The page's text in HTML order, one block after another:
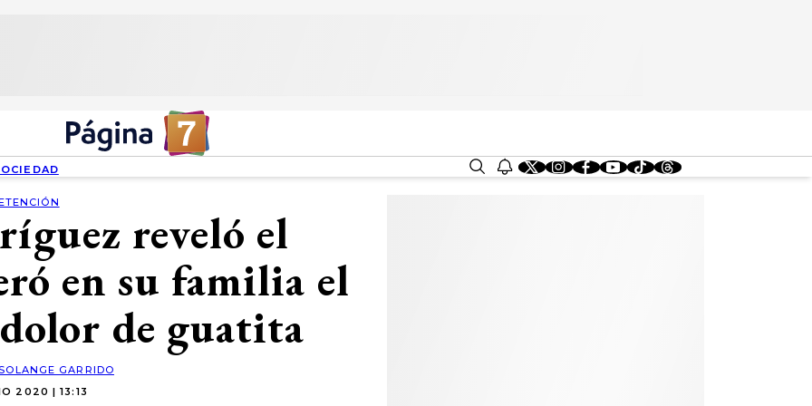
reveló el
en su familia el
de guatita
GARRIDO
2020 | 13:13